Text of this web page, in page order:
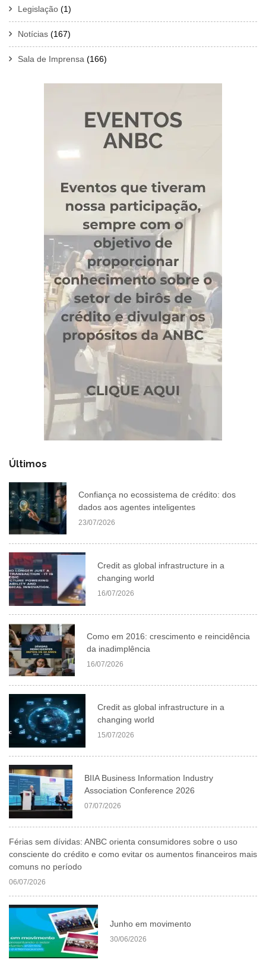
Legislação (1)
Notícias (167)
Sala de Imprensa (166)
Últimos
Confiança no ecossistema de crédito: dos
dados aos agentes inteligentes
23/07/2026
Credit as global infrastructure in a
changing world
16/07/2026
Como em 2016: crescimento e reincidência
da inadimplência
16/07/2026
Credit as global infrastructure in a
changing world
15/07/2026
BIIA Business Information Industry
Association Conference 2026
07/07/2026
Férias sem dívidas: ANBC orienta consumidores sobre o uso
consciente do crédito e como evitar os aumentos financeiros mais
comuns no período
06/07/2026
Junho em movimento
30/06/2026